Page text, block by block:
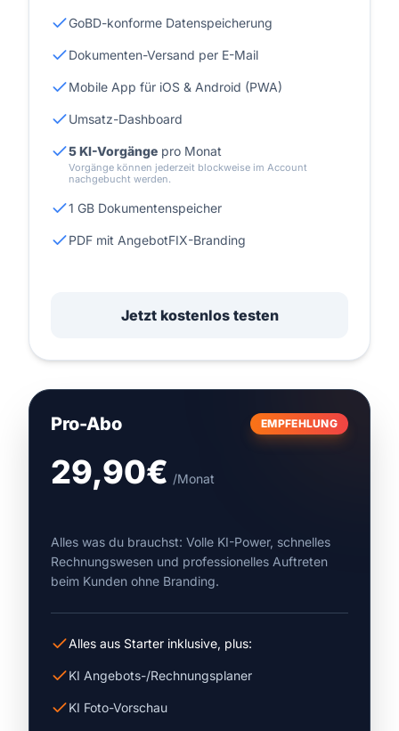
GoBD-konforme Datenspeicherung
Dokumenten-Versand per E-Mail
Mobile App für iOS & Android (PWA)
Umsatz-Dashboard
5 KI-Vorgänge pro Monat
Vorgänge können jederzeit blockweise im Account
nachgebucht werden.
1 GB Dokumentenspeicher
PDF mit AngebotFIX-Branding
Jetzt kostenlos testen
Pro-Abo EMPFEHLUNG
29,90€ /Monat
Alles was du brauchst: Volle KI-Power, schnelles
Rechnungswesen und professionelles Auftreten
beim Kunden ohne Branding.
Alles aus Starter inklusive, plus:
KI Angebots-/Rechnungsplaner
KI Foto-Vorschau